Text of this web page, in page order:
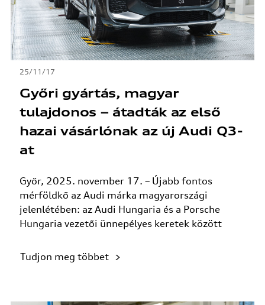
25/11/17
Győri gyártás, magyar
tulajdonos – átadták az első
hazai vásárlónak az új Audi Q3-
at
Győr, 2025. november 17. – Újabb fontos
mérföldkő az Audi márka magyarországi
jelenlétében: az Audi Hungaria és a Porsche
Hungaria vezetői ünnepélyes keretek között
Tudjon meg többet